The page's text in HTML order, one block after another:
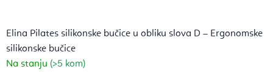
M
e
Elina Pilates silikonske bučice u obliku slova D – Ergonomske
silikonske bučice
Na stanju (>5 kom)